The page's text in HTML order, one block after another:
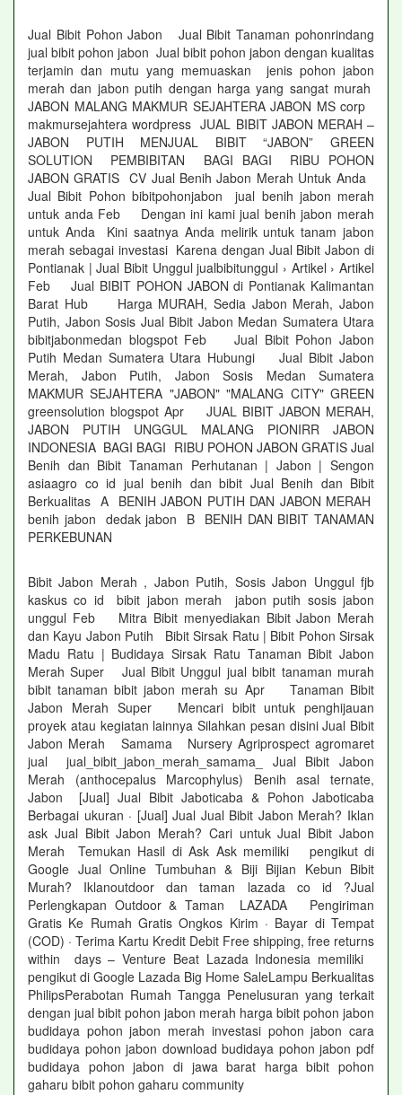
Jual Bibit Pohon Jabon Jual Bibit Tanaman pohonrindang
jual bibit pohon jabon Jual bibit pohon jabon dengan kualitas
terjamin dan mutu yang memuaskan jenis pohon jabon
merah dan jabon putih dengan harga yang sangat murah
JABON MALANG MAKMUR SEJAHTERA JABON MS corp
makmursejahtera wordpress JUAL BIBIT JABON MERAH –
JABON PUTIH MENJUAL BIBIT “JABON” GREEN
SOLUTION PEMBIBITAN BAGI BAGI RIBU POHON
JABON GRATIS CV Jual Benih Jabon Merah Untuk Anda
Jual Bibit Pohon bibitpohonjabon jual benih jabon merah
untuk anda Feb Dengan ini kami jual benih jabon merah
untuk Anda Kini saatnya Anda melirik untuk tanam jabon
merah sebagai investasi Karena dengan Jual Bibit Jabon di
Pontianak | Jual Bibit Unggul jualbibitunggul › Artikel › Artikel
Feb Jual BIBIT POHON JABON di Pontianak Kalimantan
Barat Hub Harga MURAH, Sedia Jabon Merah, Jabon
Putih, Jabon Sosis Jual Bibit Jabon Medan Sumatera Utara
bibitjabonmedan blogspot Feb Jual Bibit Pohon Jabon
Putih Medan Sumatera Utara Hubungi Jual Bibit Jabon
Merah, Jabon Putih, Jabon Sosis Medan Sumatera
MAKMUR SEJAHTERA "JABON" "MALANG CITY" GREEN
greensolution blogspot Apr JUAL BIBIT JABON MERAH,
JABON PUTIH UNGGUL MALANG PIONIRR JABON
INDONESIA BAGI BAGI RIBU POHON JABON GRATIS Jual
Benih dan Bibit Tanaman Perhutanan | Jabon | Sengon
asiaagro co id jual benih dan bibit Jual Benih dan Bibit
Berkualitas A BENIH JABON PUTIH DAN JABON MERAH
benih jabon dedak jabon B BENIH DAN BIBIT TANAMAN
PERKEBUNAN
Bibit Jabon Merah , Jabon Putih, Sosis Jabon Unggul fjb
kaskus co id bibit jabon merah jabon putih sosis jabon
unggul Feb Mitra Bibit menyediakan Bibit Jabon Merah
dan Kayu Jabon Putih Bibit Sirsak Ratu | Bibit Pohon Sirsak
Madu Ratu | Budidaya Sirsak Ratu Tanaman Bibit Jabon
Merah Super Jual Bibit Unggul jual bibit tanaman murah
bibit tanaman bibit jabon merah su Apr Tanaman Bibit
Jabon Merah Super Mencari bibit untuk penghijauan
proyek atau kegiatan lainnya Silahkan pesan disini Jual Bibit
Jabon Merah Samama Nursery Agriprospect agromaret
jual jual_bibit_jabon_merah_samama_ Jual Bibit Jabon
Merah (anthocepalus Marcophylus) Benih asal ternate,
Jabon [Jual] Jual Bibit Jaboticaba & Pohon Jaboticaba
Berbagai ukuran · [Jual] Jual Jual Bibit Jabon Merah? Iklan
ask Jual Bibit Jabon Merah? Cari untuk Jual Bibit Jabon
Merah Temukan Hasil di Ask Ask memiliki pengikut di
Google Jual Online Tumbuhan & Biji Bijian Kebun Bibit
Murah? Iklanoutdoor dan taman lazada co id ?Jual
Perlengkapan Outdoor & Taman LAZADA Pengiriman
Gratis Ke Rumah Gratis Ongkos Kirim · Bayar di Tempat
(COD) · Terima Kartu Kredit Debit Free shipping, free returns
within days – Venture Beat Lazada Indonesia memiliki
pengikut di Google Lazada Big Home SaleLampu Berkualitas
PhilipsPerabotan Rumah Tangga Penelusuran yang terkait
dengan jual bibit pohon jabon merah harga bibit pohon jabon
budidaya pohon jabon merah investasi pohon jabon cara
budidaya pohon jabon download budidaya pohon jabon pdf
budidaya pohon jabon di jawa barat harga bibit pohon
gaharu bibit pohon gaharu community